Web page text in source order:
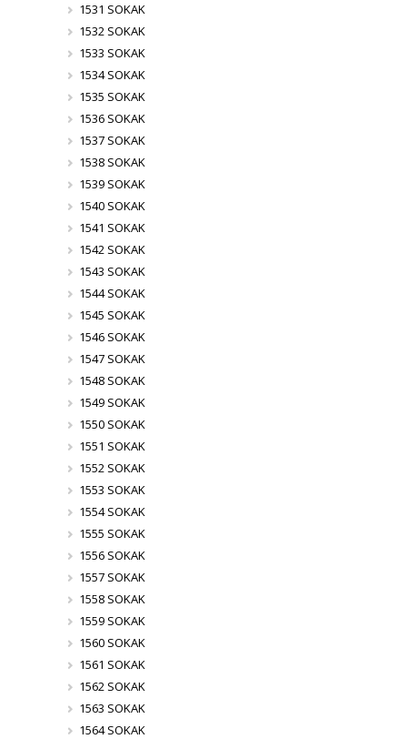
1531 SOKAK
1532 SOKAK
1533 SOKAK
1534 SOKAK
1535 SOKAK
1536 SOKAK
1537 SOKAK
1538 SOKAK
1539 SOKAK
1540 SOKAK
1541 SOKAK
1542 SOKAK
1543 SOKAK
1544 SOKAK
1545 SOKAK
1546 SOKAK
1547 SOKAK
1548 SOKAK
1549 SOKAK
1550 SOKAK
1551 SOKAK
1552 SOKAK
1553 SOKAK
1554 SOKAK
1555 SOKAK
1556 SOKAK
1557 SOKAK
1558 SOKAK
1559 SOKAK
1560 SOKAK
1561 SOKAK
1562 SOKAK
1563 SOKAK
1564 SOKAK